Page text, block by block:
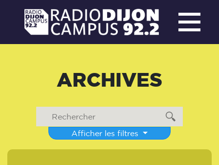
ARCHIVES
Afficher les filtres